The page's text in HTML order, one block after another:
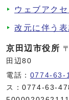
ウェブアク
改元に伴う
京田辺市役所
田辺80
電話： 0774-63-
ス：0774-63-